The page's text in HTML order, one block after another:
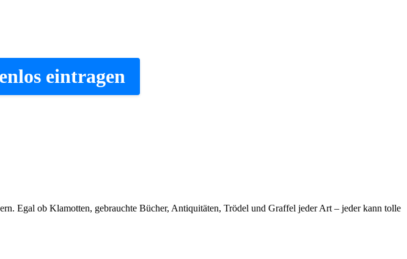
eintragen
Egal ob Klamotten, gebrauchte Bücher, Antiquitäten, Trödel und Graffel jeder Art – jeder kann tolle